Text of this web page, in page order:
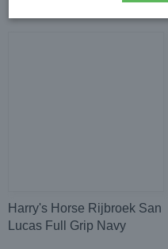
Harry's Horse Rijbroek San
Lucas Full Grip Navy